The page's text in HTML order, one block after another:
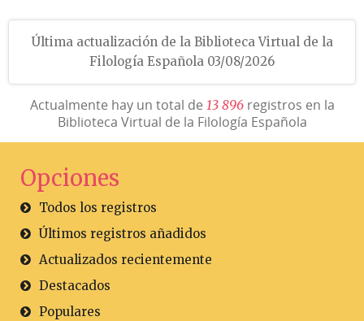
Última actualización de la Biblioteca Virtual de la
Filología Española 03/08/2026
Actualmente hay un total de 13 896registros en la
Biblioteca Virtual de la Filología Española
Opciones
Todos los registros
Últimos registros añadidos
Actualizados recientemente
Destacados
Populares